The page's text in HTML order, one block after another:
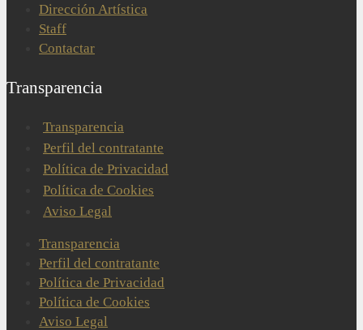
Dirección Artística
Staff
Contactar
Transparencia
Transparencia
Perfil del contratante
Política de Privacidad
Política de Cookies
Aviso Legal
Transparencia
Perfil del contratante
Política de Privacidad
Política de Cookies
Aviso Legal